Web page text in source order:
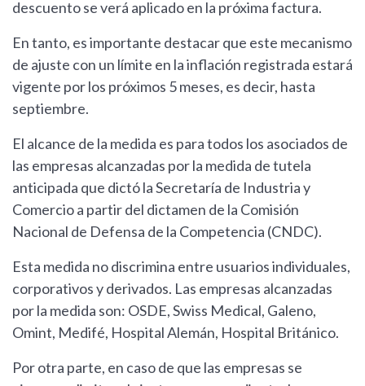
descuento se verá aplicado en la próxima factura.
En tanto, es importante destacar que este mecanismo
de ajuste con un límite en la inflación registrada estará
vigente por los próximos 5 meses, es decir, hasta
septiembre.
El alcance de la medida es para todos los asociados de
las empresas alcanzadas por la medida de tutela
anticipada que dictó la Secretaría de Industria y
Comercio a partir del dictamen de la Comisión
Nacional de Defensa de la Competencia (CNDC).
Esta medida no discrimina entre usuarios individuales,
corporativos y derivados. Las empresas alcanzadas
por la medida son: OSDE, Swiss Medical, Galeno,
Omint, Medifé, Hospital Alemán, Hospital Británico.
Por otra parte, en caso de que las empresas se